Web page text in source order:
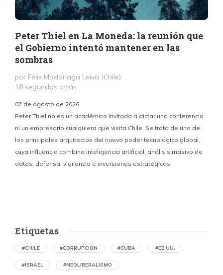
Peter Thiel en La Moneda: la reunión que
el Gobierno intentó mantener en las
sombras
por Félix Madariaga Leiva (Chile)
18 segundos atrás
07 de agosto de 2026
Peter Thiel no es un académico invitado a dictar una conferencia
ni un empresario cualquiera que visita Chile. Se trata de uno de
los principales arquitectos del nuevo poder tecnológico global,
cuya influencia combina inteligencia artificial, análisis masivo de
datos, defensa, vigilancia e inversiones estratégicas.
Etiquetas
#CHILE #CORRUPCIÓN #CUBA #EE.UU.
#ISRAEL #NEOLIBERALISMO